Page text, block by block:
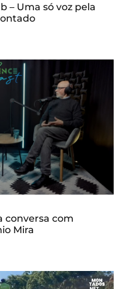
– Uma só voz pela
conversa com
Mira